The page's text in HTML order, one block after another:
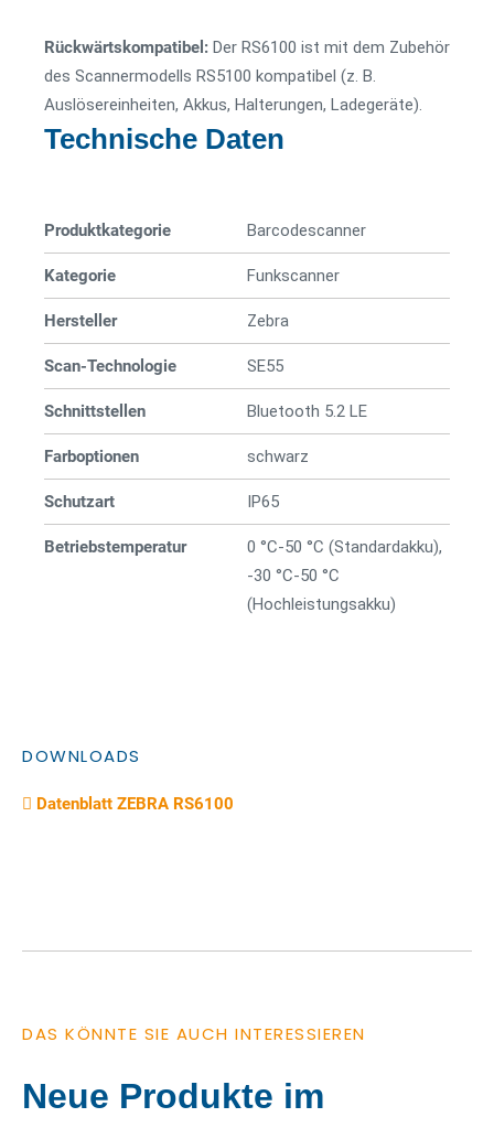
Rückwärtskompatibel: Der RS6100 ist mit dem Zubehör
des Scannermodells RS5100 kompatibel (z. B.
Auslösereinheiten, Akkus, Halterungen, Ladegeräte).
Technische Daten
Produktkategorie Barcode­­scanner
Kategorie Funkscanner
Hersteller Zebra
Scan-Technologie SE55
Schnittstellen Bluetooth 5.2 LE
Farboptionen schwarz
Schutzart IP65
Betriebstemperatur
0 °C-50 °C (Standardakku),
-30 °C-50 °C
(Hochleistungsakku)
DOWNLOADS
Datenblatt ZEBRA RS6100
DAS KÖNNTE SIE AUCH INTERESSIEREN
Neue Produkte im